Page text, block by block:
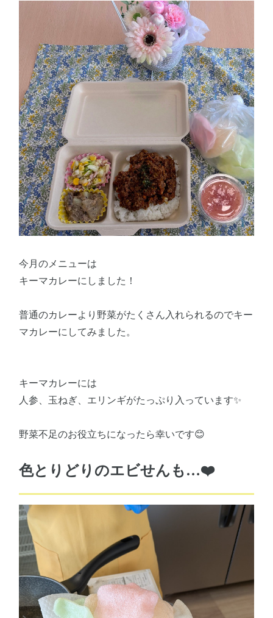
今月のメニューは
キーマカレーにしました！
普通のカレーより野菜がたくさん入れられるのでキー
マカレーにしてみました。
キーマカレーには
人参、玉ねぎ、エリンギがたっぷり入っています✨
野菜不足のお役立ちになったら幸いです😊
色とりどりのエビせんも…❤️